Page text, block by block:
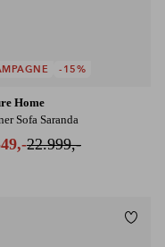
Home
Sofa Saranda
22.999,-
-15%